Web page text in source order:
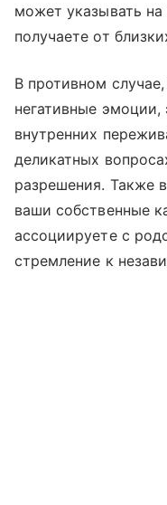
может указывать
получаете от
В противном
негативные
внутренних
деликатных
разрешения. Также
ваши собственные
ассоциируете с
стремление к